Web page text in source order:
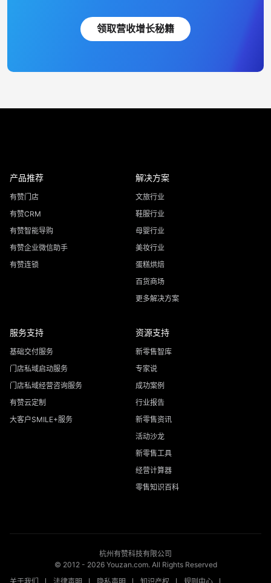
领取营收增长秘籍
产品推荐
有赞门店
有赞CRM
有赞智能导购
有赞企业微信助手
有赞连锁
解决方案
文旅行业
鞋服行业
母婴行业
美妆行业
蛋糕烘焙
百货商场
更多解决方案
服务支持
基础交付服务
门店私域启动服务
门店私域经营咨询服务
有赞云定制
大客户SMILE+服务
资源支持
新零售智库
专家说
成功案例
行业报告
新零售资讯
活动沙龙
新零售工具
经营计算器
零售知识百科
杭州有赞科技有限公司
© 2012 - 2026Youzan.com. All Rights Reserved